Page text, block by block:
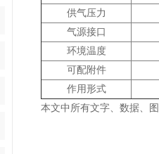
供气压力
气源接口
环境温度
可配附件
作用形式
本文中所有文字、数据、